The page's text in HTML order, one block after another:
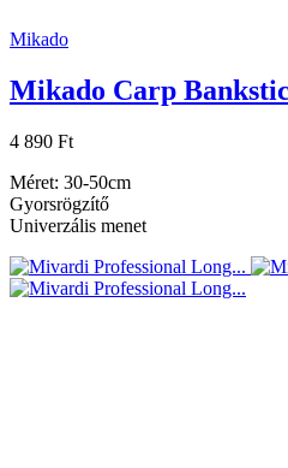
Mikado
Mikado Carp
4 890 Ft
Méret: 30-50cm
Gyorsrögzítő
Univerzális menet